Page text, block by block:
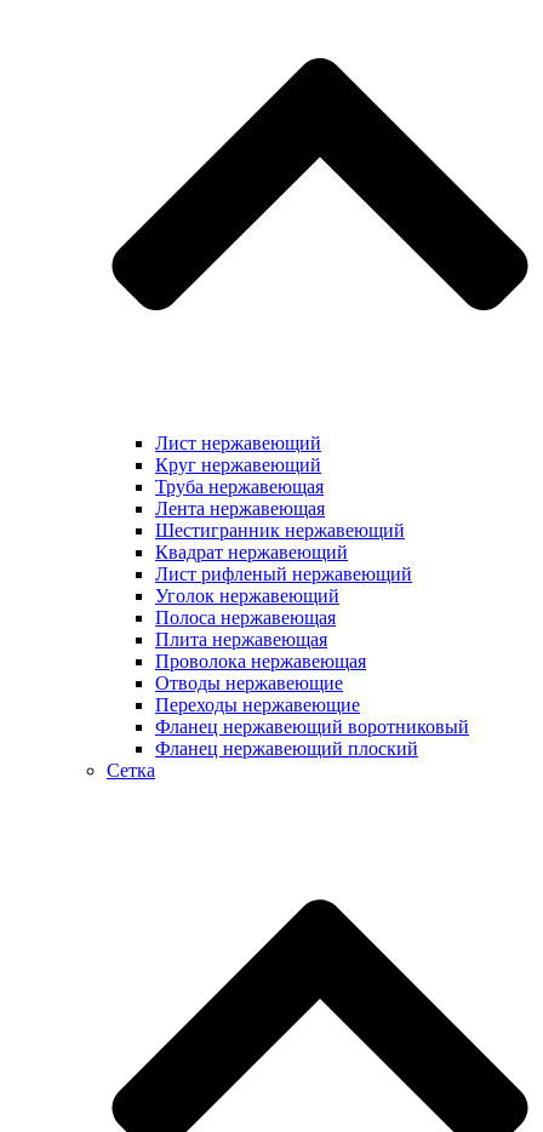
Лист нержавеющий
Круг нержавеющий
Труба нержавеющая
Лента нержавеющая
Шестигранник нержавеющий
Квадрат нержавеющий
Лист рифленый нержавеющий
Уголок нержавеющий
Полоса нержавеющая
Плита нержавеющая
Проволока нержавеющая
Отводы нержавеющие
Переходы нержавеющие
Фланец нержавеющий воротниковый
Фланец нержавеющий плоский
Сетка